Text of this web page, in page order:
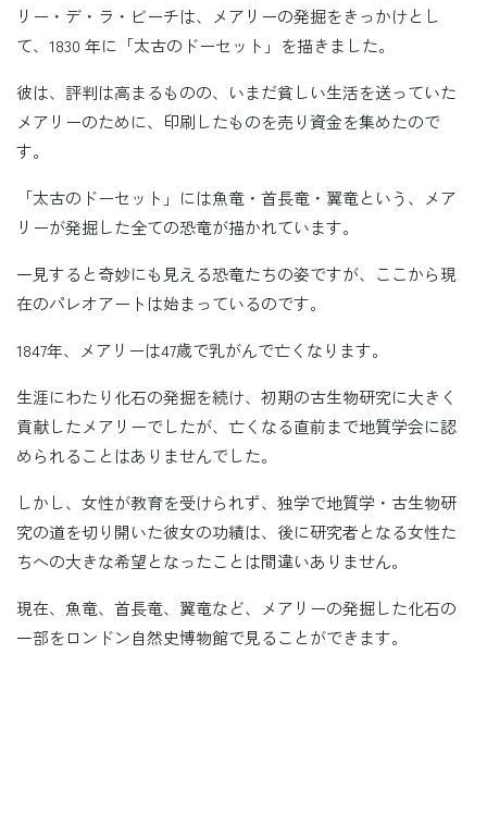
リー・デ・ラ・ビーチは、メアリーの発掘をきっかけとし
て、1830 年に「太古のドーセット」を描きました。
彼は、評判は高まるものの、いまだ貧しい生活を送っていた
メアリーのために、印刷したものを売り資金を集めたので
す。
「太古のドーセット」には魚竜・首長竜・翼竜という、メア
リーが発掘した全ての恐竜が描かれています。
一見すると奇妙にも見える恐竜たちの姿ですが、ここから現
在のパレオアートは始まっているのです。
1847年、メアリーは47歳で乳がんで亡くなります。
生涯にわたり化石の発掘を続け、初期の古生物研究に大きく
貢献したメアリーでしたが、亡くなる直前まで地質学会に認
められることはありませんでした。
しかし、女性が教育を受けられず、独学で地質学・古生物研
究の道を切り開いた彼女の功績は、後に研究者となる女性た
ちへの大きな希望となったことは間違いありません。
現在、魚竜、首長竜、翼竜など、メアリーの発掘した化石の
一部をロンドン自然史博物館で見ることができます。